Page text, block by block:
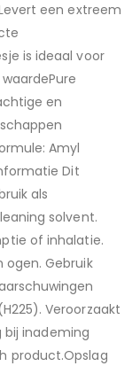
een extreem
is ideaal voor
en
Amyl
Dit
als
solvent.
of inhalatie.
Gebruik
Veroorzaakt
bij inademing
product.Opslag